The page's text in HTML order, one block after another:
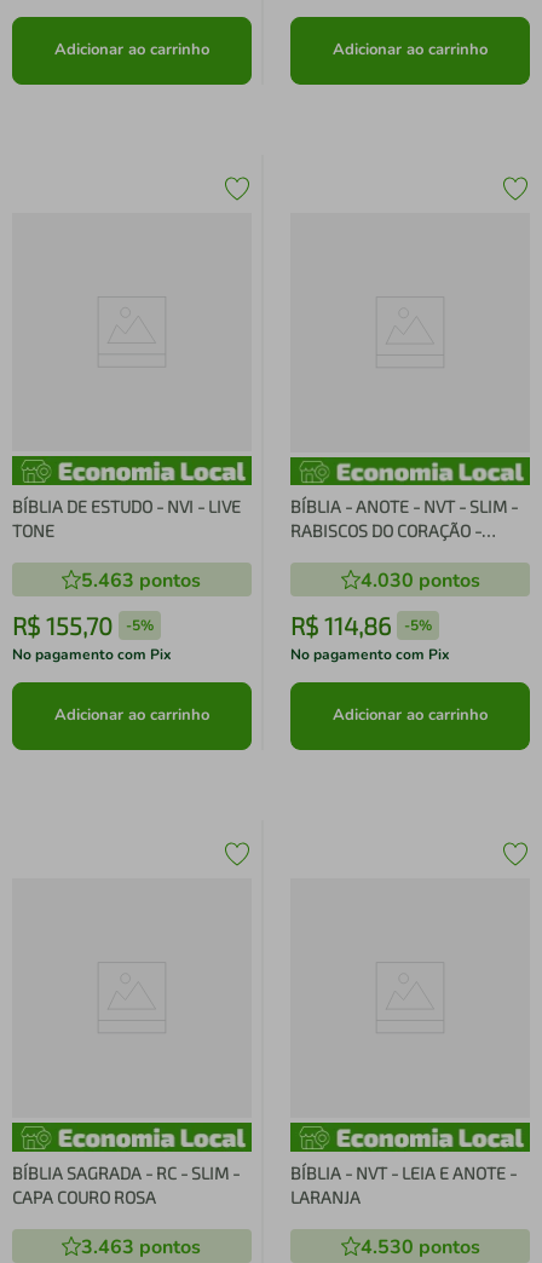
Adicionar ao carrinho Adicionar ao carrinho
BÍBLIA DE ESTUDO - NVI - LIVE
TONE
5.463 pontos
R$ 155,70 -5%
No pagamento com Pix
Adicionar ao carrinho
BÍBLIA - ANOTE - NVT - SLIM -
RABISCOS DO CORAÇÃO -
4.030 pontos
R$ 114,86 -5%
No pagamento com Pix
Adicionar ao carrinho
BÍBLIA SAGRADA - RC - SLIM -
CAPA COURO ROSA
3.463 pontos
BÍBLIA - NVT - LEIA E ANOTE -
LARANJA
4.530 pontos